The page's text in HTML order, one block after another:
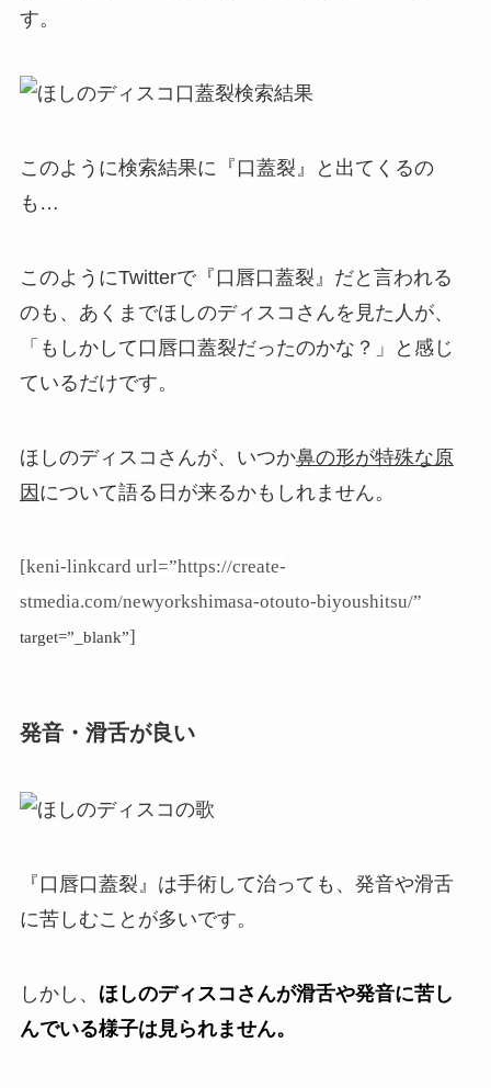
す。
このように検索結果に『口蓋裂』と出てくるの
も…
このようにTwitterで『口唇口蓋裂』だと言われる
のも、あくまでほしのディスコさんを見た人が、
「もしかして口唇口蓋裂だったのかな？」と感じ
ているだけです。
ほしのディスコさんが、いつか鼻の形が特殊な原
因 について語る日が来るかもしれません。
[keni-linkcard url=”https://create-
stmedia.com/newyorkshimasa-otouto-biyoushitsu/”
target=”_blank”]
発音・滑舌が良い
『口唇口蓋裂』は手術して治っても、発音や滑舌
に苦しむことが多いです。
しかし、 ほしのディスコさんが滑舌や発音に苦し
んでいる様子は見られません。